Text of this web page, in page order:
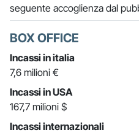
seguente accoglienza dal
BOX OFFICE
Incassi in italia
7,6 milioni €
Incassi in USA
167,7 milioni $
Incassi internazionali